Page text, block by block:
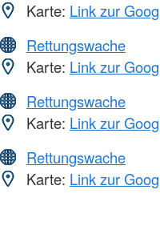
Karte: Link zur
Rettungswache
Karte: Link zur
Rettungswache
Karte: Link zur
Rettungswache
Karte: Link zur